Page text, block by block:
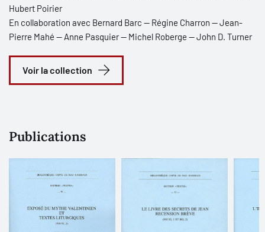
Hubert Poirier
En collaboration avec Bernard Barc — Régine Charron — Jean-
Pierre Mahé — Anne Pasquier — Michel Roberge — John D. Turner
Voir la collection
Publications